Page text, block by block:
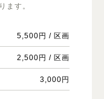
ます。
5,500円 / 区画
2,500円 / 区画
3,000円